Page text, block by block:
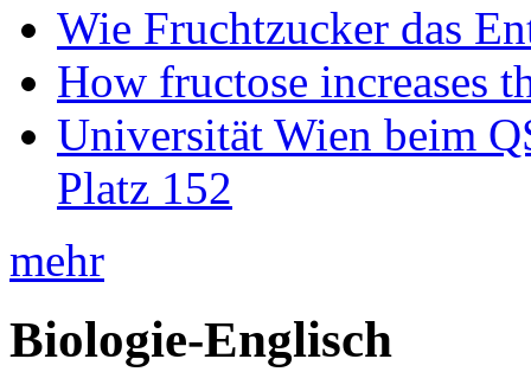
Wie Fruchtzucker das
How fructose increases
Universität Wien beim
Platz 152
mehr
Biologie-Englisch